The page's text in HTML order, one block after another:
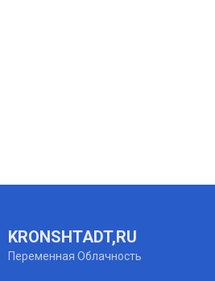
KRONSHTADT,RU
Переменная Облачность